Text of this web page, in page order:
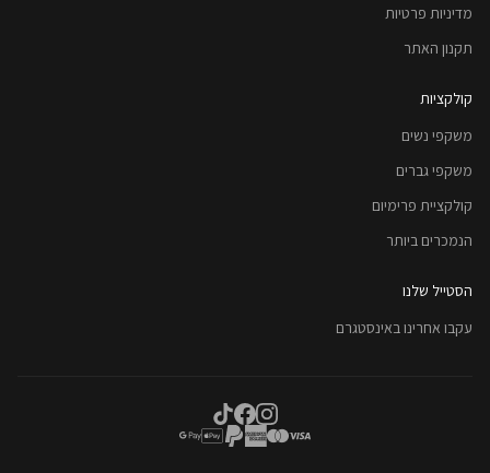
מדיניות פרטיות
תקנון האתר
קולקציות
משקפי נשים
משקפי גברים
קולקציית פרימיום
הנמכרים ביותר
הסטייל שלנו
עקבו אחרינו באינסטגרם